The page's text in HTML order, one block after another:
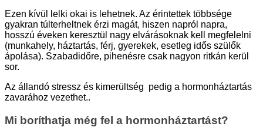
Ezen kívül lelki okai is lehetnek. Az érintettek többsége
gyakran túlterheltnek érzi magát, hiszen napról napra,
hosszú éveken keresztül nagy elvárásoknak kell megfelelni
(munkahely, háztartás, férj, gyerekek, esetleg idős szülők
ápolása). Szabadidőre, pihenésre csak nagyon ritkán kerül
sor.
Az állandó stressz és kimerültség pedig a hormonháztartás
zavarához vezethet..
Mi boríthatja még fel a hormonháztartást?